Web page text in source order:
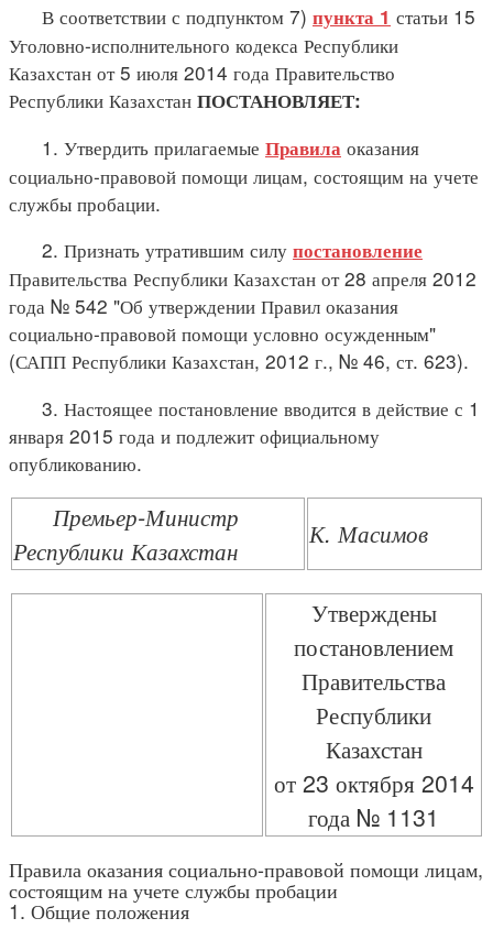
В соответствии с подпунктом 7) пункта 1 статьи 15
Уголовно-исполнительного кодекса Республики
Казахстан от 5 июля 2014 года Правительство
Республики Казахстан ПОСТАНОВЛЯЕТ:
1. Утвердить прилагаемые Правила оказания
социально-правовой помощи лицам, состоящим на учете
службы пробации.
2. Признать утратившим силу постановление
Правительства Республики Казахстан от 28 апреля 2012
года № 542 "Об утверждении Правил оказания
социально-правовой помощи условно осужденным"
(САПП Республики Казахстан, 2012 г., № 46, ст. 623).
3. Настоящее постановление вводится в действие с 1
января 2015 года и подлежит официальному
опубликованию.
Премьер-Министр
Республики Казахстан
К. Масимов
Утверждены
постановлением
Правительства
Республики
Казахстан
от 23 октября 2014
года № 1131
Правила оказания социально-правовой помощи лицам,
состоящим на учете службы пробации
1. Общие положения